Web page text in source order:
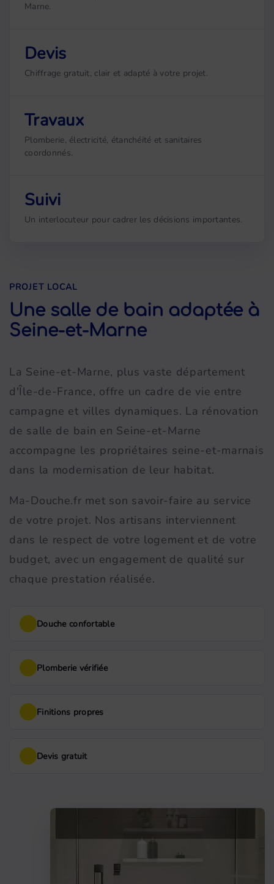
Marne.
Devis
Chiffrage gratuit, clair et adapté à votre projet.
Travaux
Plomberie, électricité, étanchéité et sanitaires
coordonnés.
Suivi
Un interlocuteur pour cadrer les décisions importantes.
PROJET LOCAL
Une salle de bain adaptée à
Seine-et-Marne
La Seine-et-Marne, plus vaste département
d'Île-de-France, offre un cadre de vie entre
campagne et villes dynamiques. La rénovation
de salle de bain en Seine-et-Marne
accompagne les propriétaires seine-et-marnais
dans la modernisation de leur habitat.
Ma-Douche.fr met son savoir-faire au service
de votre projet. Nos artisans interviennent
dans le respect de votre logement et de votre
budget, avec un engagement de qualité sur
chaque prestation réalisée.
Douche confortable
Plomberie vérifiée
Finitions propres
Devis gratuit